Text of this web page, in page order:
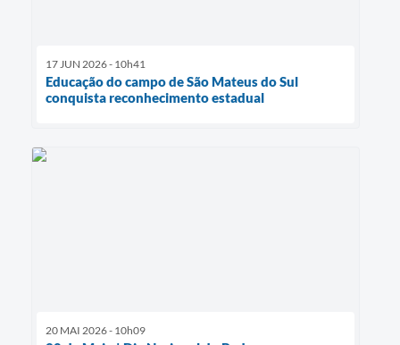
17 JUN 2026 - 10h41
Educação do campo de São Mateus do Sul
conquista reconhecimento estadual
20 MAI 2026 - 10h09